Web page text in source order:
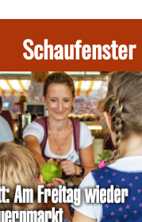
Schaufenster